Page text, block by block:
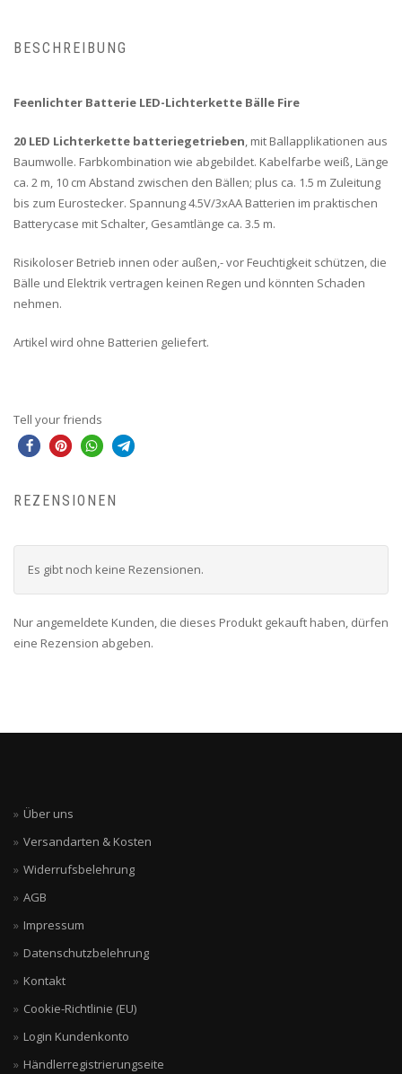
BESCHREIBUNG
Feenlichter Batterie LED-Lichterkette Bälle Fire
20 LED Lichterkette batteriegetrieben, mit Ballapplikationen aus
Baumwolle. Farbkombination wie abgebildet. Kabelfarbe weiß, Länge
ca. 2 m, 10 cm Abstand zwischen den Bällen; plus ca. 1.5 m Zuleitung
bis zum Eurostecker. Spannung 4.5V/3xAA Batterien im praktischen
Batterycase mit Schalter, Gesamtlänge ca. 3.5 m.
Risikoloser Betrieb innen oder außen,- vor Feuchtigkeit schützen, die
Bälle und Elektrik vertragen keinen Regen und könnten Schaden
nehmen.
Artikel wird ohne Batterien geliefert.
Tell your friends
REZENSIONEN
Es gibt noch keine Rezensionen.
Nur angemeldete Kunden, die dieses Produkt gekauft haben, dürfen
eine Rezension abgeben.
Über uns
Versandarten & Kosten
Widerrufsbelehrung
AGB
Impressum
Datenschutzbelehrung
Kontakt
Cookie-Richtlinie (EU)
Login Kundenkonto
Händlerregistrierungseite